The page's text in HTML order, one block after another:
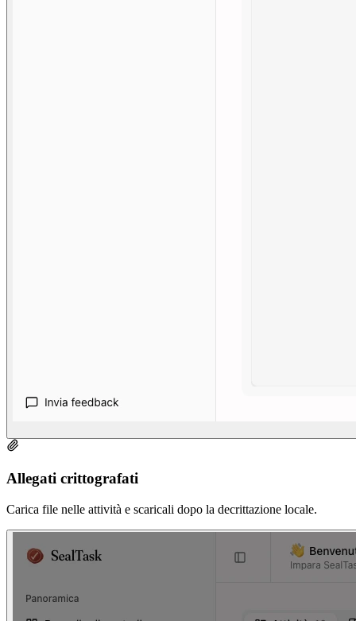
Allegati crittografati
Carica file nelle attività e scaricali dopo la decrittazione locale.